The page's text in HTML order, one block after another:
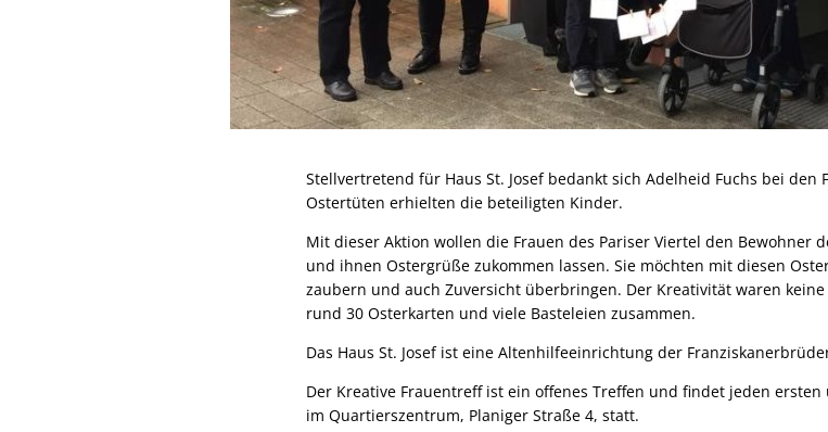
Stellvertretend für Haus St. Josef bedankt sich Adelheid Fuchs bei den
Ostertüten erhielten die beteiligten Kinder.
Mit dieser Aktion wollen die Frauen des Pariser Viertel den Bewohner
und ihnen Ostergrüße zukommen lassen. Sie möchten mit diesen
zaubern und auch Zuversicht überbringen. Der Kreativität waren keine
rund 30 Osterkarten und viele Basteleien zusammen.
Das Haus St. Josef ist eine Altenhilfeeinrichtung der
Der Kreative Frauentreff ist ein offenes Treffen und findet jeden
im Quartierszentrum, Planiger Straße 4, statt.